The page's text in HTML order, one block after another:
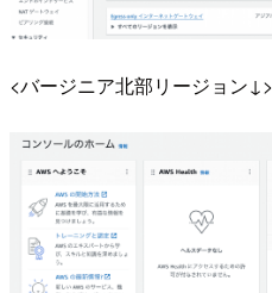
<バージニア北部リージョン↓>